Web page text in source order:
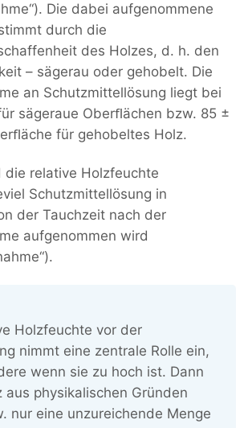
Die dabei aufgenommene
durch die
des Holzes, d. h. den
– sägerau oder gehobelt. Die
an Schutzmittellösung liegt bei
sägeraue Oberﬂächen bzw. 85 ±
für gehobeltes Holz.
die relative Holzfeuchte
Schutzmittellösung in
der Tauchzeit nach der
aufgenommen wird
Holzfeuchte vor der
nimmt eine zentrale Rolle ein,
wenn sie zu hoch ist. Dann
aus physikalischen Gründen
nur eine unzureichende Menge